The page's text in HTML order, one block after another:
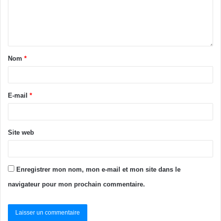
homologue Mamadou Touré
Nom *
E-mail *
Site web
Enregistrer mon nom, mon e-mail et mon site dans le
navigateur pour mon prochain commentaire.